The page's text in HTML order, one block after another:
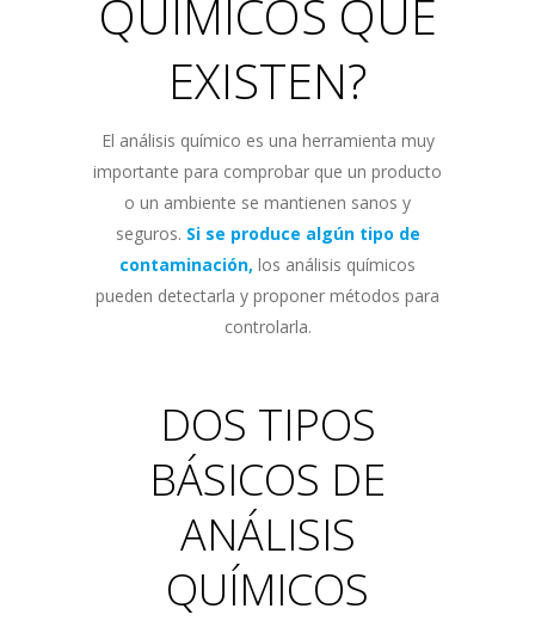
QUÍMICOS QUE
EXISTEN?
El análisis químico es una herramienta muy
importante para comprobar que un producto
o un ambiente se mantienen sanos y
seguros. Si se produce algún tipo de
contaminación, los análisis químicos
pueden detectarla y proponer métodos para
controlarla.
DOS TIPOS
BÁSICOS DE
ANÁLISIS
QUÍMICOS